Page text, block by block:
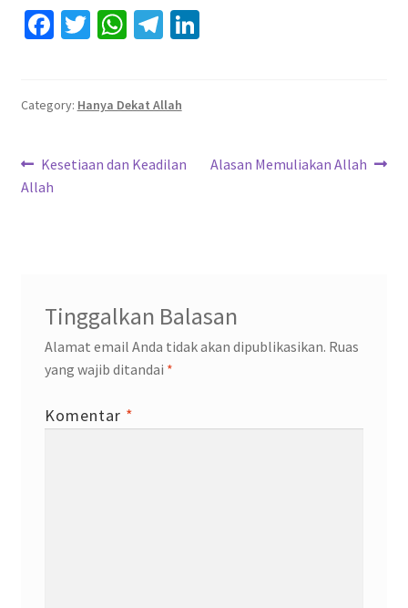
Fa
o
k
T
er
W
sA
p
Te
a
Li
Category: Hanya Dekat Allah
Navigasi
pos
Previous
post:
Kesetiaan dan Keadilan
Allah
Next
Alasan Memuliakan Allah
Tinggalkan Balasan
Alamat email Anda tidak akan dipublikasikan. Ruas
yang wajib ditandai *
Komentar *